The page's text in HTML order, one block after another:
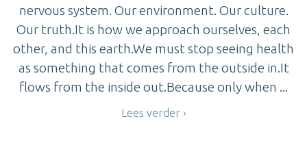
nervous system. Our environment. Our culture.
Our truth.It is how we approach ourselves, each
other, and this earth.We must stop seeing health
as something that comes from the outside in.It
flows from the inside out.Because only when ...
Lees verder